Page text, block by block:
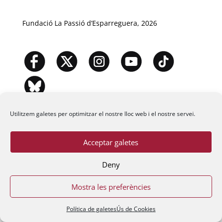
Utilitzem galetes per optimitzar el nostre lloc web i el nostre servei.
Acceptar galetes
Deny
Mostra les preferències
Política de galetesÚs de Cookies
Fundació La Passió d’Esparreguera, 2026